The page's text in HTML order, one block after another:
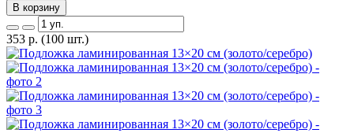
В корзину
353 р. (100 шт.)